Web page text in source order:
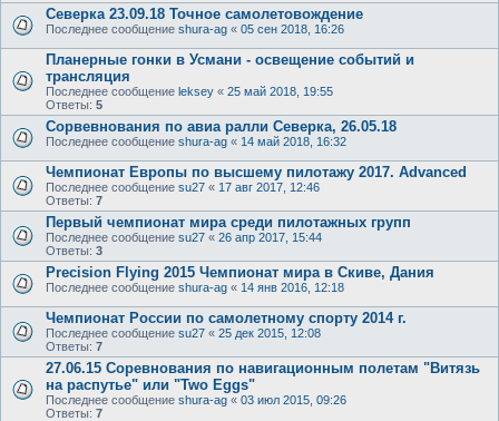
Северка 23.09.18 Точное самолетовождение
Последнее сообщение shura-ag « 05 сен 2018, 16:26
Планерные гонки в Усмани - освещение событий и
трансляция
Последнее сообщение leksey « 25 май 2018, 19:55
Ответы: 5
Сорвевнования по авиа ралли Северка, 26.05.18
Последнее сообщение shura-ag « 14 май 2018, 16:32
Чемпионат Европы по высшему пилотажу 2017. Advanced
Последнее сообщение su27 « 17 авг 2017, 12:46
Ответы: 7
Первый чемпионат мира среди пилотажных групп
Последнее сообщение su27 « 26 апр 2017, 15:44
Ответы: 3
Precision Flying 2015 Чемпионат мира в Скиве, Дания
Последнее сообщение shura-ag « 14 янв 2016, 12:18
Чемпионат России по самолетному спорту 2014 г.
Последнее сообщение su27 « 25 дек 2015, 12:08
Ответы: 7
27.06.15 Соревнования по навигационным полетам "Витязь
на распутье" или "Two Eggs"
Последнее сообщение shura-ag « 03 июл 2015, 09:26
Ответы: 7